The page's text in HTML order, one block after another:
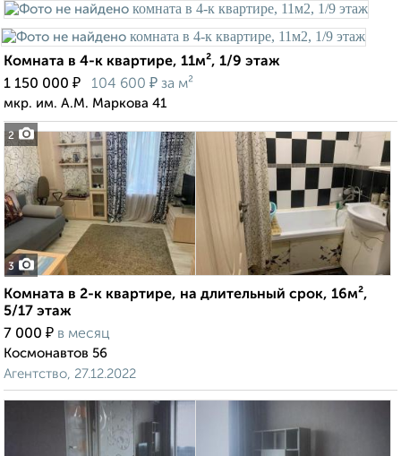
2
Комната в 4-к квартире, 11м², 1/9 этаж
1 150 000 ₽ 104 600 ₽ за м²
мкр. им. А.М. Маркова 41
3
Комната в 2-к квартире, на длительный срок, 16м²,
5/17 этаж
7 000 ₽ в месяц
Космонавтов 56
Агентство, 27.12.2022